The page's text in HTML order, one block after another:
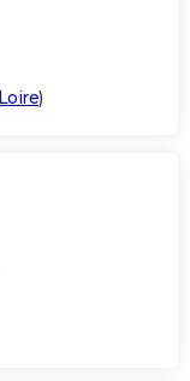
)